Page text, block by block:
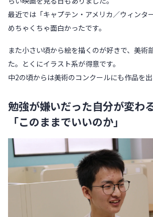
最近では「キャプテン・アメリカ／ウィンタ
めちゃくちゃ面白かったです。
また小さい頃から絵を描くのが好きで、美術
た。とくにイラスト系が得意です。
中2の頃からは美術のコンクールにも作品を出
勉強が嫌いだった自分が変わ
「このままでいいのか」